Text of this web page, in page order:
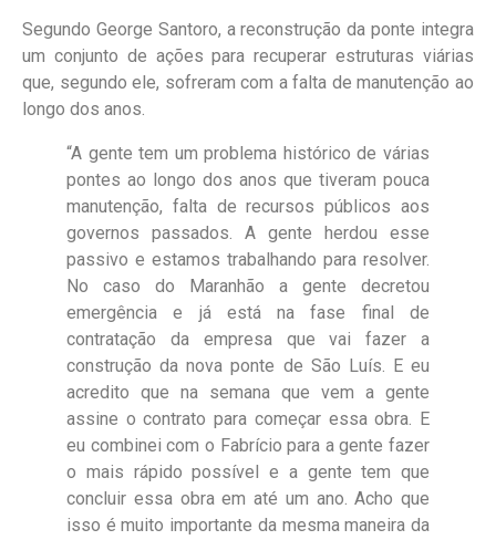
Segundo George Santoro, a reconstrução da ponte integra
um conjunto de ações para recuperar estruturas viárias
que, segundo ele, sofreram com a falta de manutenção ao
longo dos anos.
“A gente tem um problema histórico de várias
pontes ao longo dos anos que tiveram pouca
manutenção, falta de recursos públicos aos
governos passados. A gente herdou esse
passivo e estamos trabalhando para resolver.
No caso do Maranhão a gente decretou
emergência e já está na fase final de
contratação da empresa que vai fazer a
construção da nova ponte de São Luís. E eu
acredito que na semana que vem a gente
assine o contrato para começar essa obra. E
eu combinei com o Fabrício para a gente fazer
o mais rápido possível e a gente tem que
concluir essa obra em até um ano. Acho que
isso é muito importante da mesma maneira da